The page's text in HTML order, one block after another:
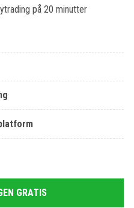
på 20 minutter
GRATIS